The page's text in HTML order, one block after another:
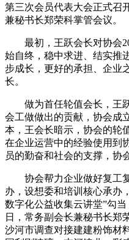
第三次会员代表大会正式召
兼秘书长郑荣科掌管会议。
最初，王跃会长对协会
始自终，稳中求进、结实推
步成长，更好的承担、企业
长。
做为首任轮值会长，王跃
会工做做出的贡献，协会成
本，王会长暗示，协会的轮
在企业运营中的经验使用到
员的勤奋和社会的支撑，协
协会帮力企业做好复工复
办，设想委和培训核心承办
数字化公益收集云讲堂”勾
日，常务副会长兼秘书长郑
沙河市调查对接建建粉饰材